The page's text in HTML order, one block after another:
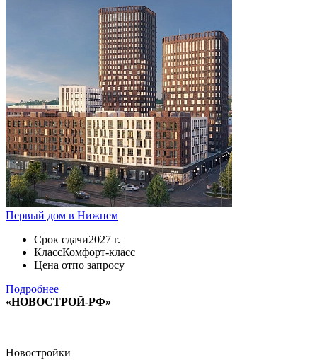
Первый дом в Нижнем
Срок сдачи2027 г.
КлассКомфорт-класс
Цена отпо запросу
Подробнее
«НОВОСТРОЙ-РФ»
Новостройки